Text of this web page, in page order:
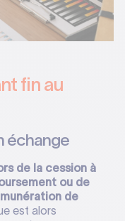
fin au
échange
de la cession à
ou de
de
est alors